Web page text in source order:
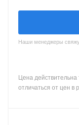
Наши менеджеры
Цена
отличаться от цен в